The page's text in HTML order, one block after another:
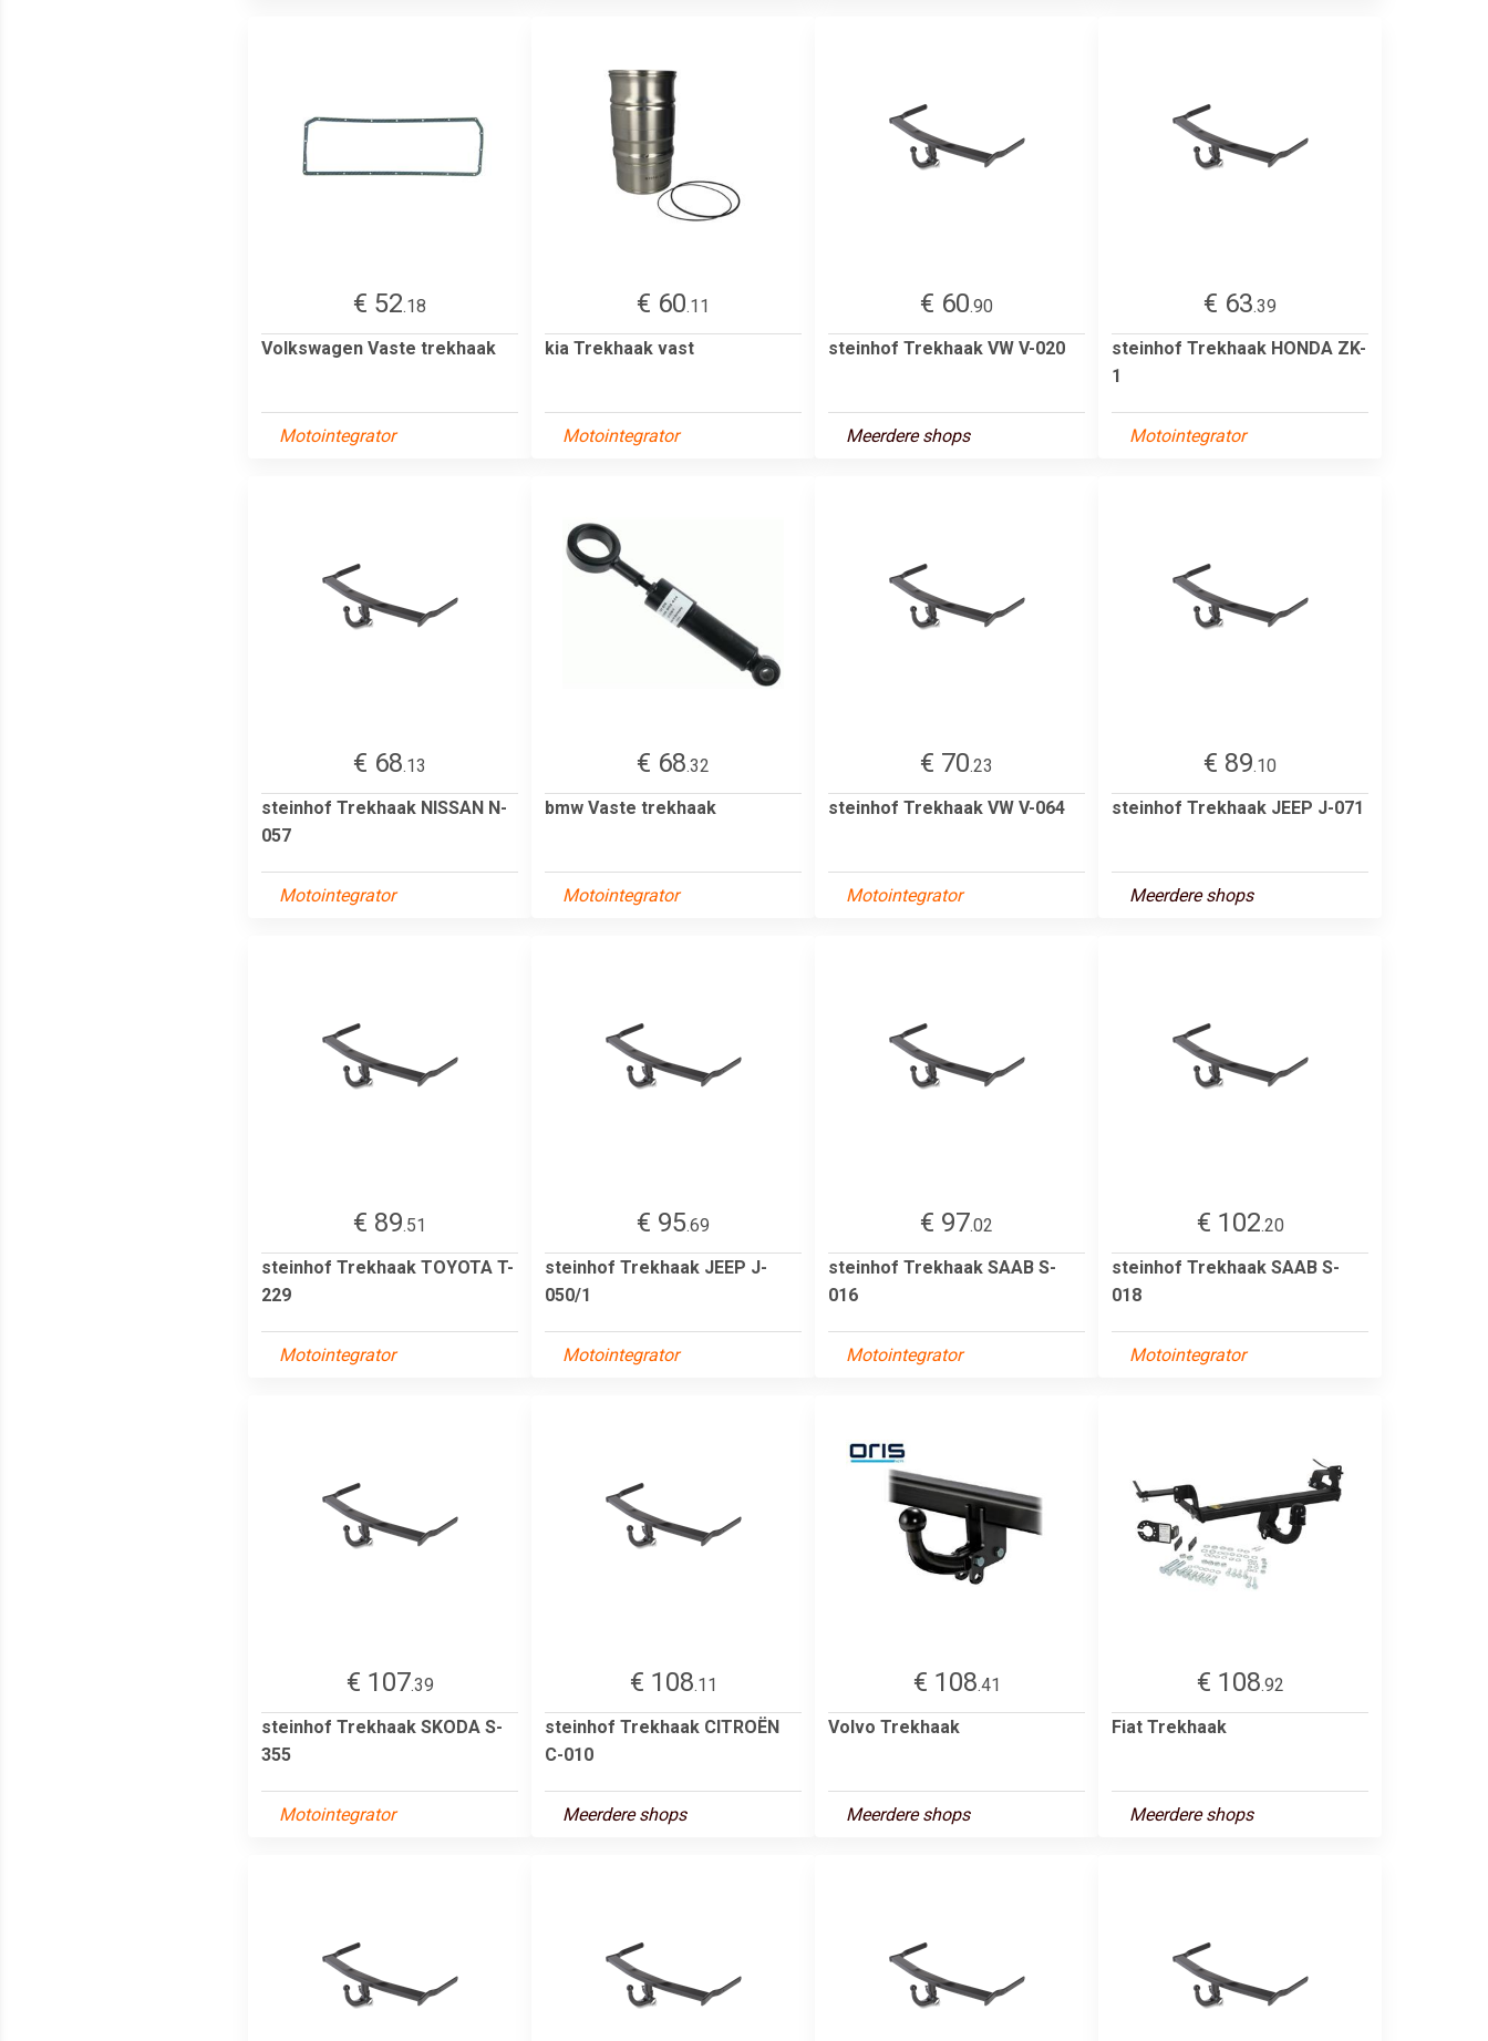
€ 52.18
Volkswagen Vaste trekhaak
Motointegrator
€ 60.11
kia Trekhaak vast
Motointegrator
€ 60.90
steinhof Trekhaak VW V-020
Meerdere shops
€ 63.39
steinhof Trekhaak HONDA ZK-
1
Motointegrator
€ 68.13
steinhof Trekhaak NISSAN N-
057
Motointegrator
€ 68.32
bmw Vaste trekhaak
Motointegrator
€ 70.23
steinhof Trekhaak VW V-064
Motointegrator
€ 89.10
steinhof Trekhaak JEEP J-071
Meerdere shops
€ 89.51
steinhof Trekhaak TOYOTA T-
229
Motointegrator
€ 95.69
steinhof Trekhaak JEEP J-
050/1
Motointegrator
€ 97.02
steinhof Trekhaak SAAB S-
016
Motointegrator
€ 102.20
steinhof Trekhaak SAAB S-
018
Motointegrator
€ 107.39
steinhof Trekhaak SKODA S-
355
Motointegrator
€ 108.11
steinhof Trekhaak CITROËN
C-010
Meerdere shops
€ 108.41
Volvo Trekhaak
Meerdere shops
€ 108.92
Fiat Trekhaak
Meerdere shops